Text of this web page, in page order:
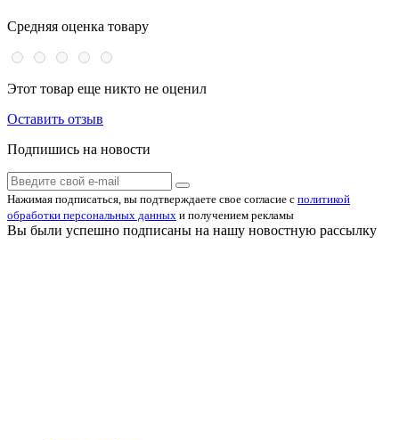
Средняя оценка товару
Этот товар еще никто не оценил
Оставить отзыв
Подпишись на новости
Нажимая подписаться, вы подтверждаете свое согласие с политикой
обработки персональных данных и получением рекламы
Вы были успешно подписаны на нашу новостную рассылку